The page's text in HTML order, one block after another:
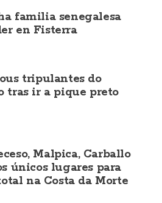
familia senegalesa
en Fisterra
tripulantes do
tras ir a pique preto
Malpica, Carballo
únicos lugares para
na Costa da Morte